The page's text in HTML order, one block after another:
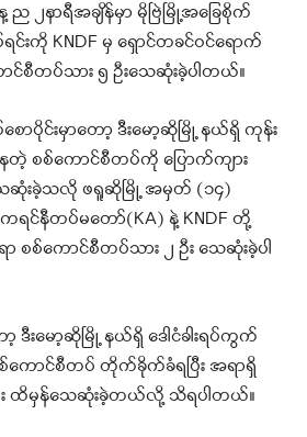
၂နာရီအချိန်မှာ မိုဗြဲမြို့အခြေစိုက်
းကို KNDF မှ ရှောင်တခင်ဝင်ရောက်
စီတပ်သား ၅ ဦးသေဆုံးခဲ့ပါတယ်။
ပိုင်းမှာတော့ ဒီးမော့ဆိုမြို့ နယ်ရှိ ကုန်း
နေတဲ့ စစ်ကောင်စီတပ်ကို ပြောက်ကျား
ဆုံးခဲ့သလို ဖရူဆိုမြို့ အမှတ် (၁၄)
ကရင်နီတပ်မတော်(KA) နဲ့ KNDF တို့
စစ်ကောင်စီတပ်သား ၂ ဦး သေဆုံးခဲ့ပါ
းမော့ဆိုမြို့ နယ်ရှိ ဒေါငံခါးရပ်ကွက်
ောင်စီတပ် တိုက်ခိုက်ခံရပြီး အရာရှိ
း ထိမှန်သေဆုံးခဲ့တယ်လို့ သိရပါတယ်။